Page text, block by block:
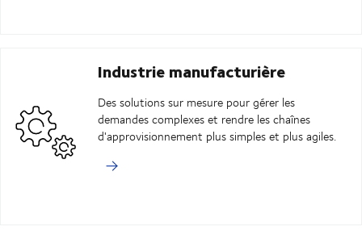
Industrie manufacturière
Des solutions sur mesure pour gérer les
demandes complexes et rendre les chaînes
d'approvisionnement plus simples et plus agiles.